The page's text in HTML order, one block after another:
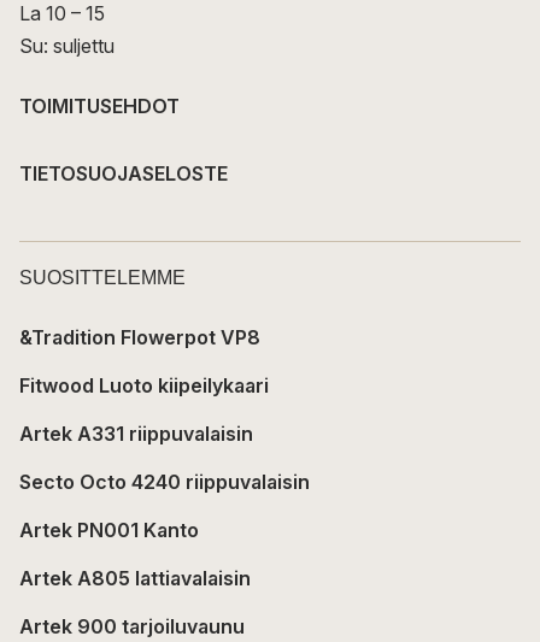
La 10 – 15
Su: suljettu
TOIMITUSEHDOT
TIETOSUOJASELOSTE
SUOSITTELEMME
&Tradition Flowerpot VP8
Fitwood Luoto kiipeilykaari
Artek A331 riippuvalaisin
Secto Octo 4240 riippuvalaisin
Artek PN001 Kanto
Artek A805 lattiavalaisin
Artek 900 tarjoiluvaunu